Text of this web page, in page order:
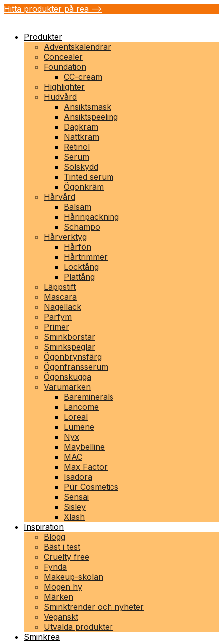
Hitta produkter på rea -->
Produkter
Adventskalendrar
Concealer
Foundation
CC-cream
Highlighter
Hudvård
Ansiktsmask
Ansiktspeeling
Dagkräm
Nattkräm
Retinol
Serum
Solskydd
Tinted serum
Ögonkräm
Hårvård
Balsam
Hårinpackning
Schampo
Hårverktyg
Hårfön
Hårtrimmer
Locktång
Plattång
Läppstift
Mascara
Nagellack
Parfym
Primer
Sminkborstar
Sminkspeglar
Ögonbrynsfärg
Ögonfransserum
Ögonskugga
Varumärken
Bareminerals
Lancome
Loreal
Lumene
Nyx
Maybelline
MAC
Max Factor
Isadora
Pür Cosmetics
Sensai
Sisley
Xlash
Inspiration
Blogg
Bäst i test
Cruelty free
Fynda
Makeup-skolan
Mogen hy
Märken
Sminktrender och nyheter
Veganskt
Utvalda produkter
Sminkrea